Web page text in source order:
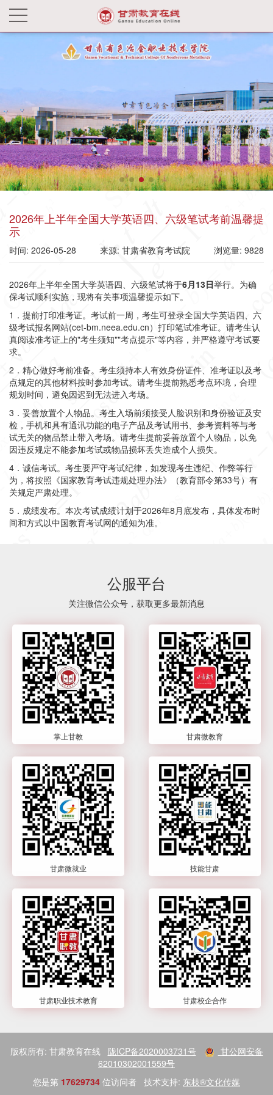
2026年上半年全国大学英语四、六级笔试考前温馨提
示
时间: 2026-05-28 来源: 甘肃省教育考试院 浏览量: 9828
2026年上半年全国大学英语四、六级笔试将于6月13日举行。为确
保考试顺利实施，现将有关事项温馨提示如下。
1．提前打印准考证。 考试前一周，考生可登录全国大学英语四、六
级考试报名网站(cet-bm.neea.edu.cn） 打印笔试准考证。请考生认
真阅读准考证上的"考生须知""考点提示"等内容，并严格遵守考试要
求。
2．精心做好考前准备。 考生须持本人有效身份证件、准考证以及考
点规定的其他材料按时参加考试。请考生提前熟悉考点环境，合理
规划时间，避免因迟到无法进入考场。
3．妥善放置个人物品。 考生入场前须接受人脸识别和身份验证及安
检，手机和具有通讯功能的电子产品及考试用书、参考资料等与考
试无关的物品禁止带入考场。请考生提前妥善放置个人物品，以免
因违反规定不能参加考试或物品损坏丢失造成个人损失。
4．诚信考试。 考生要严守考试纪律，如发现考生违纪、作弊等行
为，将按照《国家教育考试违规处理办法》（教育部令第33号）有
关规定严肃处理。
5．成绩发布。 本次考试成绩计划于2026年8月底发布，具体发布时
间和方式以中国教育考试网的通知为准。
公服平台
关注微信公众号，获取更多最新消息
掌上甘教 甘肃微教育
甘肃微就业 技能甘肃
甘肃职业技术教育 甘肃校企合作
版权所有: 甘肃教育在线 陇ICP备2020003731号
甘公网安备
62010302001559号
您是第 17629734 位访问者 技术支持: 东枝®文化传媒